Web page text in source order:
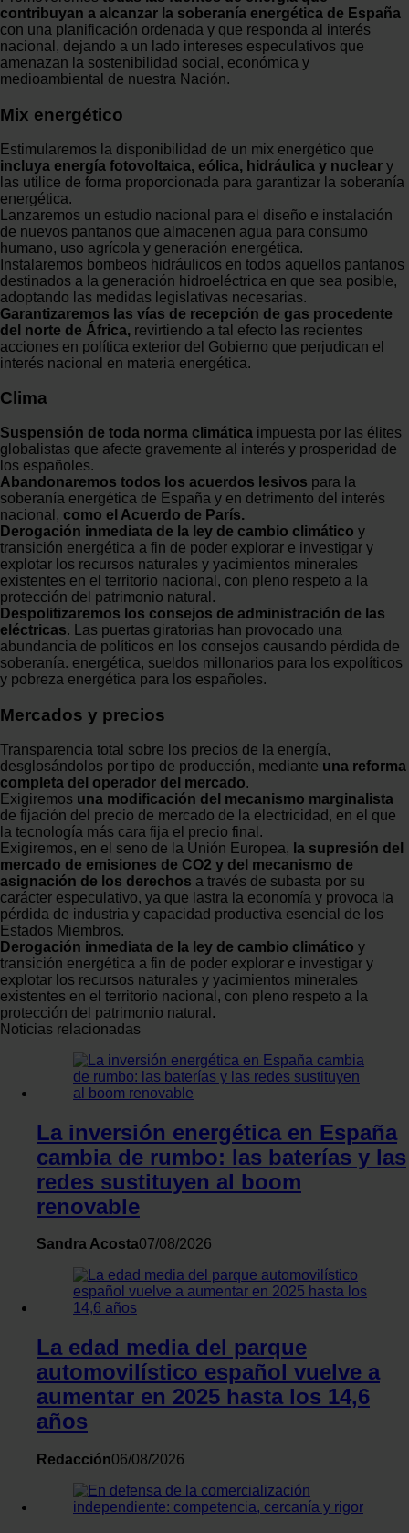
contribuyan a alcanzar la soberanía energética de España
con una planificación ordenada y que responda al interés
nacional, dejando a un lado intereses especulativos que
amenazan la sostenibilidad social, económica y
medioambiental de nuestra Nación.
Mix energético
Estimularemos la disponibilidad de un mix energético que
incluya energía fotovoltaica, eólica, hidráulica y nuclear y
las utilice de forma proporcionada para garantizar la soberanía
energética.
Lanzaremos un estudio nacional para el diseño e instalación
de nuevos pantanos que almacenen agua para consumo
humano, uso agrícola y generación energética.
Instalaremos bombeos hidráulicos en todos aquellos pantanos
destinados a la generación hidroeléctrica en que sea posible,
adoptando las medidas legislativas necesarias.
Garantizaremos las vías de recepción de gas procedente
del norte de África, revirtiendo a tal efecto las recientes
acciones en política exterior del Gobierno que perjudican el
interés nacional en materia energética.
Clima
Suspensión de toda norma climática impuesta por las élites
globalistas que afecte gravemente al interés y prosperidad de
los españoles.
Abandonaremos todos los acuerdos lesivos para la
soberanía energética de España y en detrimento del interés
nacional, como el Acuerdo de París.
Derogación inmediata de la ley de cambio climático y
transición energética a fin de poder explorar e investigar y
explotar los recursos naturales y yacimientos minerales
existentes en el territorio nacional, con pleno respeto a la
protección del patrimonio natural.
Despolitizaremos los consejos de administración de las
eléctricas. Las puertas giratorias han provocado una
abundancia de políticos en los consejos causando pérdida de
soberanía. energética, sueldos millonarios para los expolíticos
y pobreza energética para los españoles.
Mercados y precios
Transparencia total sobre los precios de la energía,
desglosándolos por tipo de producción, mediante una reforma
completa del operador del mercado.
Exigiremos una modificación del mecanismo marginalista
de fijación del precio de mercado de la electricidad, en el que
la tecnología más cara fija el precio final.
Exigiremos, en el seno de la Unión Europea, la supresión del
mercado de emisiones de CO2 y del mecanismo de
asignación de los derechos a través de subasta por su
carácter especulativo, ya que lastra la economía y provoca la
pérdida de industria y capacidad productiva esencial de los
Estados Miembros.
Derogación inmediata de la ley de cambio climático y
transición energética a fin de poder explorar e investigar y
explotar los recursos naturales y yacimientos minerales
existentes en el territorio nacional, con pleno respeto a la
protección del patrimonio natural.
Noticias relacionadas
La inversión energética en España
cambia de rumbo: las baterías y las
redes sustituyen al boom
renovable
Sandra Acosta07/08/2026
La edad media del parque
automovilístico español vuelve a
aumentar en 2025 hasta los 14,6
años
Redacción06/08/2026